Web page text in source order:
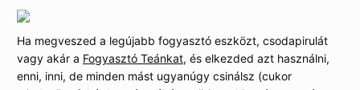
Ha megveszed a legújabb fogyasztó eszközt, csodapirulát
vagy akár a Fogyasztó Teánkat, és elkezded azt használni,
enni, inni, de minden mást ugyanúgy csinálsz (cukor